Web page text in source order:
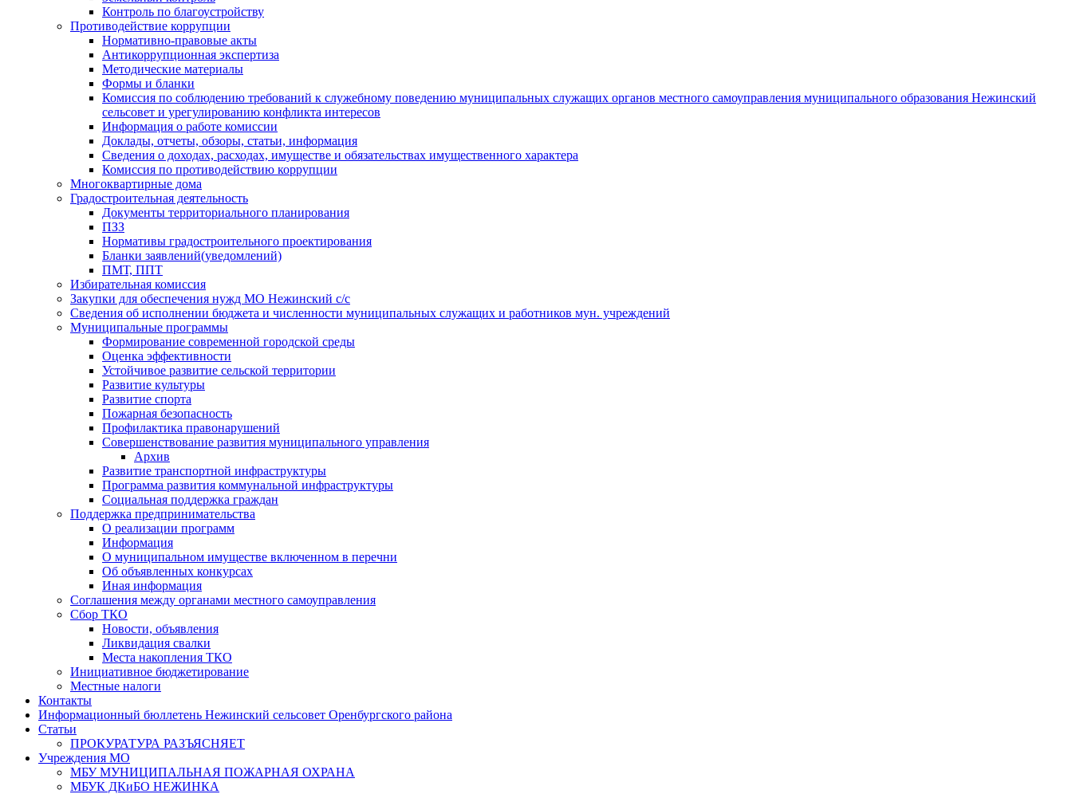
Контроль по благоустройству
Противодействие коррупции
Нормативно-правовые акты
Антикоррупционная экспертиза
Методические материалы
Формы и бланки
Комиссия по соблюдению требований к служебному поведению муниципальных служащих органов местного самоуправления муниципального образования Нежинский
сельсовет и урегулированию конфликта интересов
Информация о работе комиссии
Доклады, отчеты, обзоры, статьи, информация
Сведения о доходах, расходах, имуществе и обязательствах имущественного характера
Комиссия по противодействию коррупции
Многоквартирные дома
Градостроительная деятельность
Документы территориального планирования
ПЗЗ
Нормативы градостроительного проектирования
Бланки заявлений(уведомлений)
ПМТ, ППТ
Избирательная комиссия
Закупки для обеспечения нужд МО Нежинский с/с
Сведения об исполнении бюджета и численности муниципальных служащих и работников мун. учреждений
Муниципальные программы
Формирование современной городской среды
Оценка эффективности
Устойчивое развитие сельской территории
Развитие культуры
Развитие спорта
Пожарная безопасность
Профилактика правонарушений
Совершенствование развития муниципального управления
Архив
Развитие транспортной инфраструктуры
Программа развития коммунальной инфраструктуры
Социальная поддержка граждан
Поддержка предпринимательства
О реализации программ
Информация
О муниципальном имуществе включенном в перечни
Об объявленных конкурсах
Иная информация
Соглашения между органами местного самоуправления
Сбор ТКО
Новости, объявления
Ликвидация свалки
Места накопления ТКО
Инициативное бюджетирование
Местные налоги
Контакты
Информационный бюллетень Нежинский сельсовет Оренбургского района
Статьи
ПРОКУРАТУРА РАЗЪЯСНЯЕТ
Учреждения МО
МБУ МУНИЦИПАЛЬНАЯ ПОЖАРНАЯ ОХРАНА
МБУК ДКиБО НЕЖИНКА